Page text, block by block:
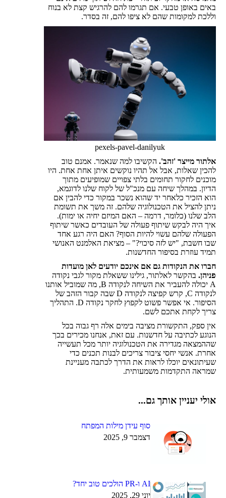
באים באופן טבעי. אם תגרמו להם להרגיש קצת לא בנוח
וללכת למקומות שהם לא ציפו להם, זה בסדר.
pexels-pavel-danilyuk
אלתור מייצר 'זהב'. הקשיבו למה שנאמר. אמנם טוב
להכין שאלות, אבל אל תהיו נוקשים איתן אחת אחת. היו
מוכנים לחקור תחומים בלתי צפויים שמופיעים מתוך
הדיון. במהלך שיחה עם מנכ"ל של לקוח שלנו לדוגמא,
הוא הזכיר כלאחר יד שהוא נשכר במקור כדי להבין אם
ניתן להציל את הטכנולוגיה שלהם. זה משך את תשומת
הלב שלנו (כלומר, דרמה – האם המיזם יחיה או ימות).
איך היה לבקש שיתוף פעולה של העובדים כאשר שיתוף
הפעולה שלהם עשוי להיות הסוף? האם היה רגע אחד
שבו חשבת, "יש לזה סיכוי?" – מציאת האלמנט האנושי
תמיד עוזרת בסיפור החדשנות.
חברו את הנקודות גם אם אינכם יודעים לאן מועדות
פניהן. בהקשר לאלתור, גילינו ששאלת מקור לגבי נקודה
A יכולה להעביר את השיחה לנקודה B, מה שמוביל אותנו
לנקודה C, קרש קפיצה לנקודה D שבה קבור הזהב של
הסיפור. אי אפשר פשוט לקפוץ לחקר נקודה D. התהליך
צריך לקחת אתכם לשם.
אין ספק, התקשורת מציבה בימים אלה רף גבוה בכל
הנוגע לכתיבה על חדשנות. עם זאת, אנחנו מכירים בכך
שההמצאה מגדירה את הטכנולוגיה יותר מכל תעשייה
אחרת. אנשי יחסי ציבור צריכים לבנות תכנים כדי
שעיתונאים יוכלו לראות את הדרך לכתבה מעניינת
שמראה התקדמות משמעותית.
אולי יעניין אותך גם...
סוף עידן מילות המפתח
דצמבר 9, 2025
AI ו-PR הולכים טוב יחד?
יוני 29, 2025